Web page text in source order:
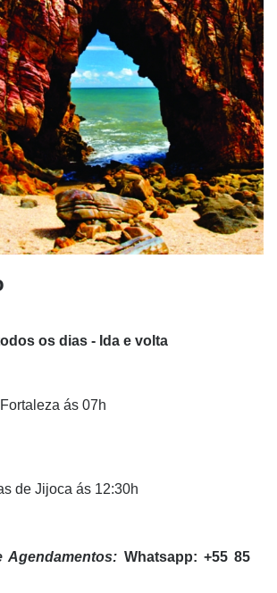
os dias - Ida e volta
ás 07h
de Jijoca ás 12:30h
Agendamentos: Whatsapp: +55 85